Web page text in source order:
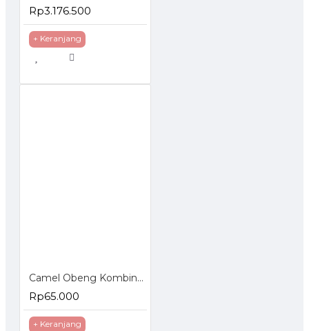
Rp3.176.500
+ Keranjang
Camel Obeng Kombinasi Plus Minus 6 Pcs Combination Screwdriver Set
Rp65.000
+ Keranjang